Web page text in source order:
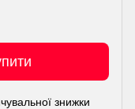
знижки